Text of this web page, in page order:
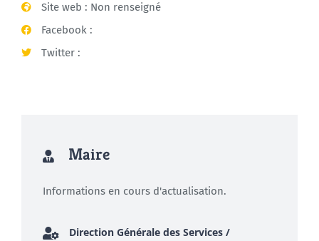
Site web : Non renseigné
Facebook :
Twitter :
Maire
Informations en cours d'actualisation.
Direction Générale des Services /